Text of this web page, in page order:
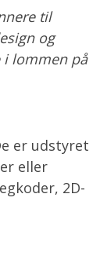
til
og
i lommen på
er udstyret
eller
2D-